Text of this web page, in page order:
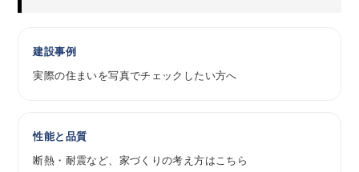
建設事例
実際の住まいを写真でチェックしたい方へ
性能と品質
断熱・耐震など、家づくりの考え方はこちら